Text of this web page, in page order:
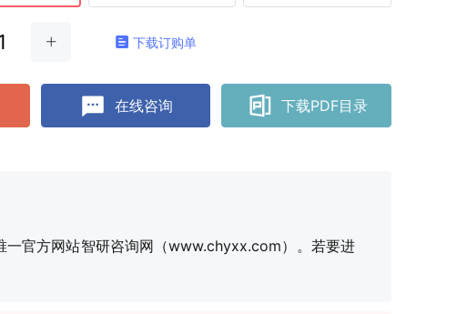
下载订购单
在线咨询 下载PDF目录
一官方网站智研咨询网（www.chyxx.com）。若要进